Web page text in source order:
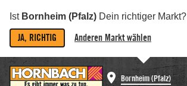
Ist Bornheim (Pfalz) Dein richtiger Markt?
JA, RICHTIG Anderen Markt wählen
Bornheim (Pfalz)